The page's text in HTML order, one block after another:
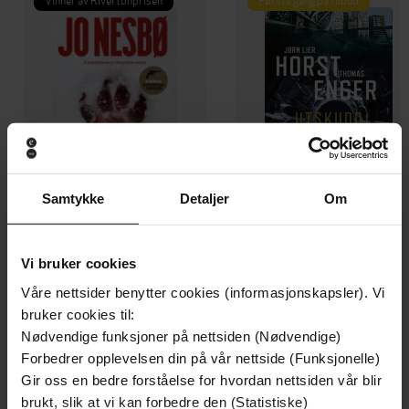
Samtykke Detaljer Om
Vi bruker cookies
Våre nettsider benytter cookies (informasjonskapsler). Vi
bruker cookies til:
Nødvendige funksjoner på nettsiden (Nødvendige)
Forbedrer opplevelsen din på vår nettside (Funksjonelle)
Gir oss en bedre forståelse for hvordan nettsiden vår blir
brukt, slik at vi kan forbedre den (Statistiske)
199,-
Jo Nesbø
EBOK
Jørn Lier Horst